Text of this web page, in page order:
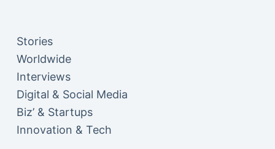
Stories
Worldwide
Interviews
Digital & Social Media
Biz’ & Startups
Innovation & Tech